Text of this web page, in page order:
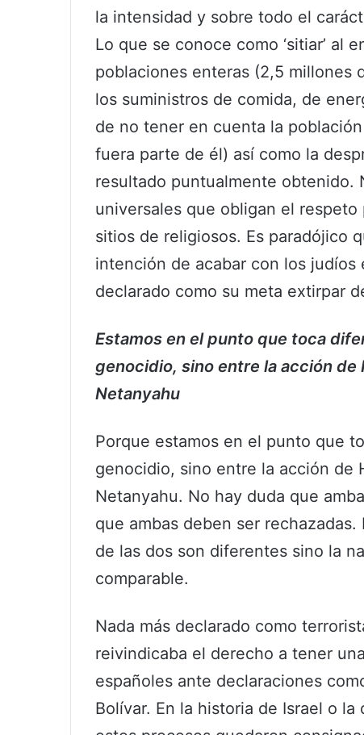
la intensidad y sobre todo el
Lo que se conoce como ‘sitiar’ al
poblaciones enteras (2,5 millones
los suministros de comida, de
de no tener en cuenta la
fuera parte de él) así como la
resultado puntualmente obtenido.
universales que obligan el
sitios de religiosos. Es paradójico
intención de acabar con los
declarado como su meta extirpar
Estamos en el punto que toca
genocidio, sino entre la acción de
Netanyahu
Porque estamos en el punto que
genocidio, sino entre la acción de
Netanyahu. No hay duda que
que ambas deben ser
de las dos son diferentes sino la
comparable.
Nada más declarado como
reivindicaba el derecho a tener
españoles ante declaraciones
Bolívar. En la historia de Israel o